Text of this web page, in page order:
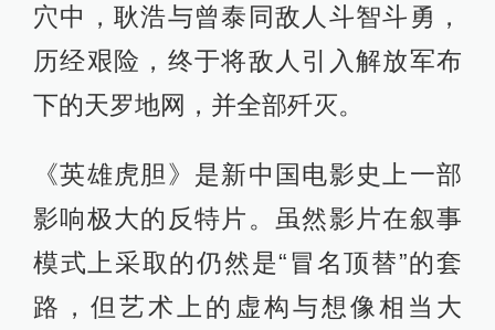
穴中，耿浩与曾泰同敌人斗智斗勇，
历经艰险，终于将敌人引入解放军布
下的天罗地网，并全部歼灭。
《英雄虎胆》是新中国电影史上一部
影响极大的反特片。虽然影片在叙事
模式上采取的仍然是“冒名顶替”的套
路，但艺术上的虚构与想像相当大